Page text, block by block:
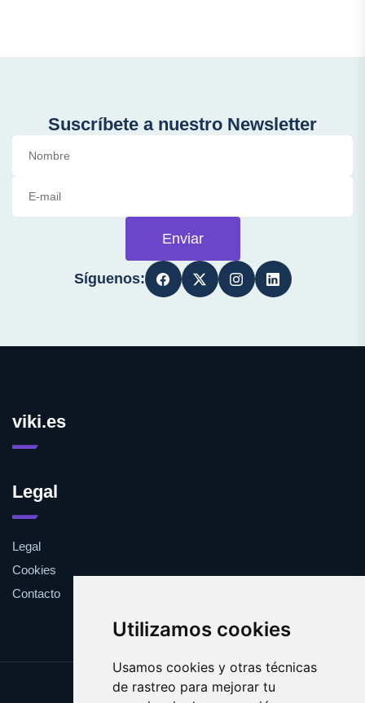
Utilizamos cookies
Usamos cookies y otras técnicas
de rastreo para mejorar tu
Suscríbete a nuestro Newsletter
Enviar
Síguenos:
viki.es
Legal
Legal
Cookies
Contacto
Update cookies preferences